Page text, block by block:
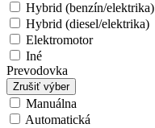
Hybrid (benzín/elektrika)
Hybrid (diesel/elektrika)
Elektromotor
Iné
Prevodovka
Zrušiť výber
Manuálna
Automatická